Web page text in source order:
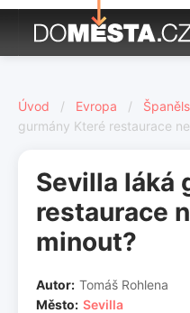
Úvod / Evropa /
gurmány Které restaurace
Sevilla láká
restaurace
minout?
Autor: Tomáš Rohlena
Město: Sevilla